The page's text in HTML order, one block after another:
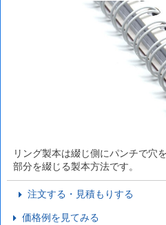
リング製本は綴じ側にパンチで穴
部分を綴じる製本方法です。
注文する・見積もりする
価格例を見てみる